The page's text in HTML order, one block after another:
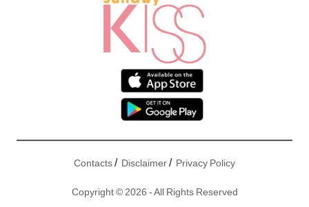
Contacts/ Disclaimer/ Privacy Policy
Copyright © 2026 - All Rights Reserved